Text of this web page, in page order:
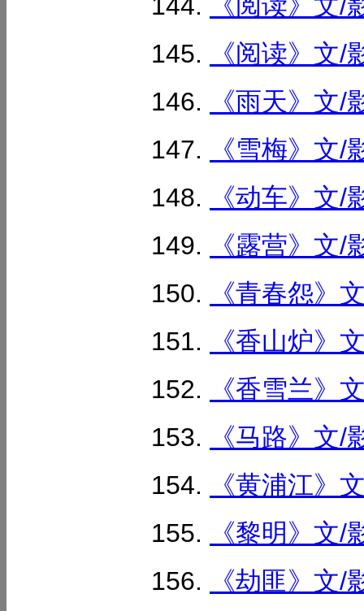
《阅读》文
《雨天》文
《雪梅》文
《动车》文
《露营》文
《青春怨》
《香山炉》
《香雪兰》
《马路》文
《黄浦江》
《黎明》文
《劫匪》文